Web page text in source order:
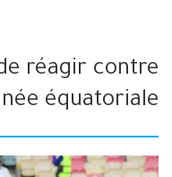
réagir contre
équatoriale